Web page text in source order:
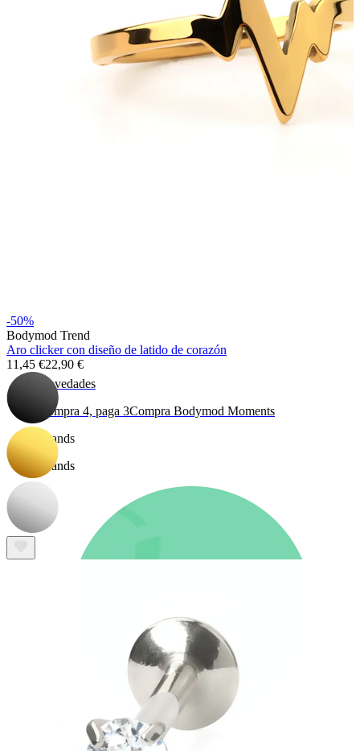
Compra titanio
Novedades
Compra 4, paga 3Compra Bodymod Moments
Brands
Brands
-50%
Bodymod Trend
Aro clicker con diseño de latido de corazón
11,45 €22,90 €